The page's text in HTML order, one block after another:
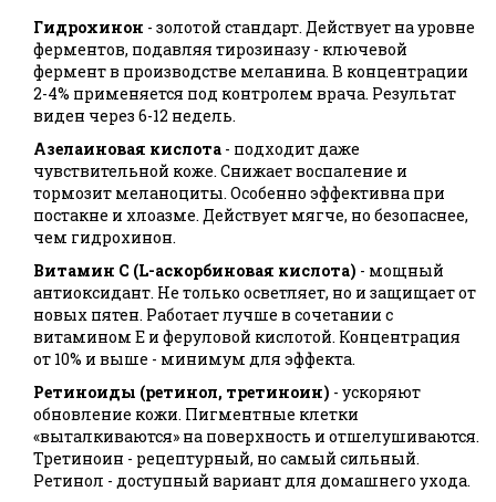
Гидрохинон - золотой стандарт. Действует на уровне
ферментов, подавляя тирозиназу - ключевой
фермент в производстве меланина. В концентрации
2-4% применяется под контролем врача. Результат
виден через 6-12 недель.
Азелаиновая кислота - подходит даже
чувствительной коже. Снижает воспаление и
тормозит меланоциты. Особенно эффективна при
постакне и хлоазме. Действует мягче, но безопаснее,
чем гидрохинон.
Витамин С (L-аскорбиновая кислота) - мощный
антиоксидант. Не только осветляет, но и защищает от
новых пятен. Работает лучше в сочетании с
витамином Е и феруловой кислотой. Концентрация
от 10% и выше - минимум для эффекта.
Ретиноиды (ретинол, третиноин) - ускоряют
обновление кожи. Пигментные клетки
«выталкиваются» на поверхность и отшелушиваются.
Третиноин - рецептурный, но самый сильный.
Ретинол - доступный вариант для домашнего ухода.